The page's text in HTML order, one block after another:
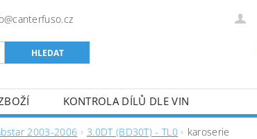
KONTROLA DÍLŮ DLE VIN
2003-2006 3.0DT (BD30T) - TL0 karoserie